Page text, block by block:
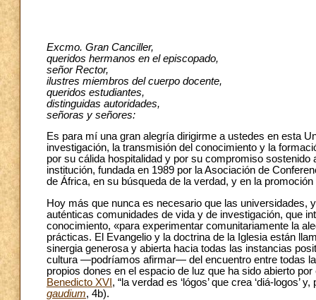
Excmo. Gran Canciller,
queridos hermanos en el episcopado,
señor Rector,
ilustres miembros del cuerpo docente,
queridos estudiantes,
distinguidas autoridades,
señoras y señores:
Es para mí una gran alegría dirigirme a ustedes en esta
investigación, la transmisión del conocimiento y la
por su cálida hospitalidad y por su compromiso
institución, fundada en 1989 por la Asociación de
de África, en su búsqueda de la verdad, y en la
Hoy más que nunca es necesario que las
auténticas comunidades de vida y de investigación, que
conocimiento, «para experimentar comunitariamente la
prácticas. El Evangelio y la doctrina de la Iglesia están
sinergia generosa y abierta hacia todas las instancias
cultura —podríamos afirmar— del encuentro entre todas
propios dones en el espacio de luz que ha sido abierto
Benedicto XVI , “la verdad es ‘lógos’ que crea ‘diá-logos’
gaudium, 4b).